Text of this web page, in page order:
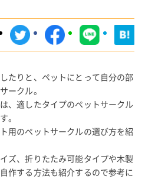
たりと、ペットにとって自分の部
ークル。
、適したタイプのペットサークル
。
用のペットサークルの選び方を紹
ズ、折りたたみ可能タイプや木製
作する方法も紹介するので参考に